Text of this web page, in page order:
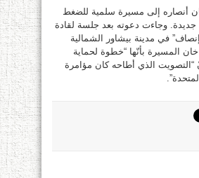
أنصاره إلى مسيرة سلمية للضغط
جديدة. وجاءت دعوته بعد جلسة لقادة
في مدينة بيشاور الشمالية
المسيرة بأنّها “خطوة لحماية
“التصويت الذي أطاحه كان مؤامرة